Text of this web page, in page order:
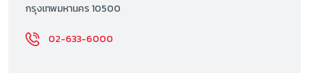
กรุงเทพมหานคร 10500
02-633-6000